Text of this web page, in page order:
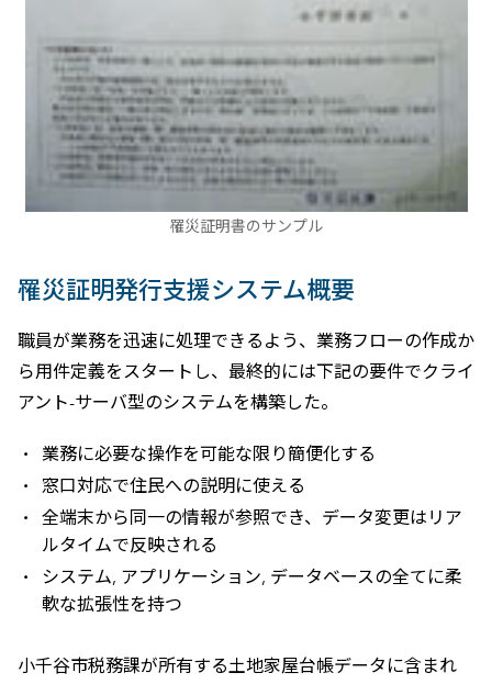
罹災証明書のサンプル
罹災証明発行支援システム概要
職員が業務を迅速に処理できるよう、業務フローの作成か
ら用件定義をスタートし、最終的には下記の要件でクライ
アント-サーバ型のシステムを構築した。
業務に必要な操作を可能な限り簡便化する
窓口対応で住民への説明に使える
全端末から同一の情報が参照でき、データ変更はリア
ルタイムで反映される
システム, アプリケーション, データベースの全てに柔
軟な拡張性を持つ
小千谷市税務課が所有する土地家屋台帳データに含まれ